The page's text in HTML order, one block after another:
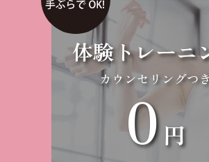
体験トレーニ
カウンセリングつ
0円